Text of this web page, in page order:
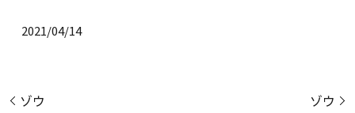
2021/04/14
ゾウ ゾウ